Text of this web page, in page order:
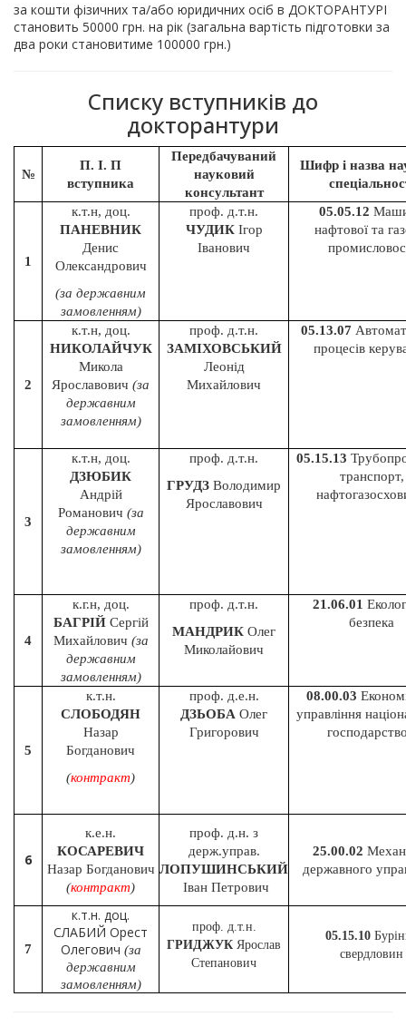
за кошти фізичних та/або юридичних осіб в ДОКТОРАНТУРІ
становить 50000 грн. на рік (загальна вартість підготовки за
два роки становитиме 100000 грн.)
Cписку вступників до
докторантури
№
П. І. П
вступника
Передбачуваний
науковий
консультант
Шифр і назва
1
к.т.н, доц.
ПАНЕВНИК
Денис
Олександрович
(за державним
замовленням)
проф. д.т.н.
ЧУДИКІгор
Іванович
05.05.12
нафтової та
2
к.т.н, доц.
НИКОЛАЙЧУК
Микола
Ярославович (за
державним
замовленням)
проф. д.т.н.
ЗАМІХОВСЬКИЙ
Леонід
Михайлович
05.13.07
процесів
3
к.т.н, доц.
ДЗЮБИК
Андрій
Романович (за
державним
замовленням)
проф. д.т.н.
ГРУДЗ Володимир
Ярославович
05.15.13
транспорт,
4
к.г.н, доц.
БАГРІЙСергій
Михайлович (за
державним
замовленням)
проф. д.т.н.
МАНДРИК Олег
Миколайович
21.06.01
безпека
5
к.т.н.
СЛОБОДЯН
Назар
Богданович
(контракт)
проф. д.е.н.
ДЗЬОБА Олег
Григорович
08.00.03
управління
6
к.е.н.
КОСАРЕВИЧ
Назар Богданович
(контракт)
проф. д.н. з
держ.управ.
ЛОПУШИНСЬКИЙ
Іван Петрович
25.00.02
державного
7
к.т.н. доц.
СЛАБИЙ Орест
Олегович (за
державним
замовленням)
проф. д.т.н.
ГРИДЖУК Ярослав
Степанович
05.15.10
свердловин